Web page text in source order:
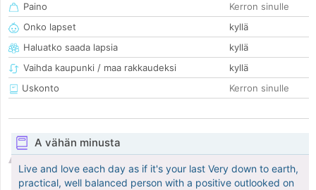
Paino
Kerron sinulle
Onko lapset
kyllä
Haluatko saada lapsia
kyllä
Vaihda kaupunki / maa rakkaudeksi
kyllä
Uskonto
Kerron sinulle
A vähän minusta
Live and love each day as if it's your last Very down to earth,
practical, well balanced person with a positive outlooked on